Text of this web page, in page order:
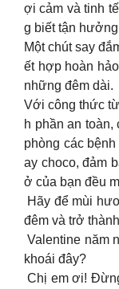
ợi cảm và tinh
g biết tận
Một chút say
ết hợp hoàn
những đêm dài.
Với công thức
h phần an toàn,
phòng các
ay choco, đảm
ở của bạn đều
Hãy để mùi
đêm và trở
Valentine năm
khoái đây?
Chị em ơi!